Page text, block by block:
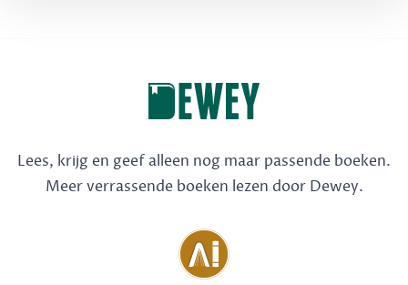
Lees, krijg en geef alleen nog maar passende boeken.
Meer verrassende boeken lezen door Dewey.